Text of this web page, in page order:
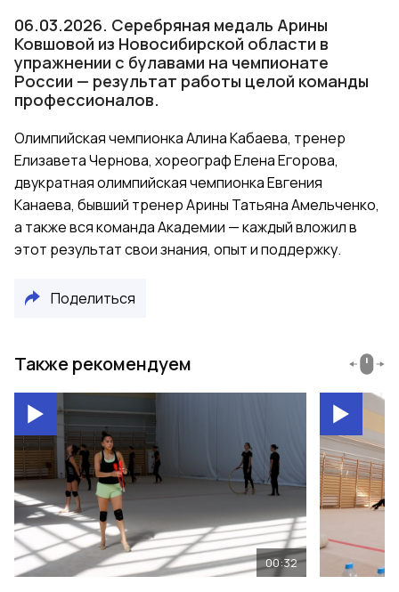
06.03.2026. Серебряная медаль Арины
Ковшовой из Новосибирской области в
упражнении с булавами на чемпионате
России — результат работы целой команды
профессионалов.
Олимпийская чемпионка Алина Кабаева, тренер
Елизавета Чернова, хореограф Елена Егорова,
двукратная олимпийская чемпионка Евгения
Канаева, бывший тренер Арины Татьяна Амельченко,
а также вся команда Академии — каждый вложил в
этот результат свои знания, опыт и поддержку.
Поделиться
Также рекомендуем
00:32